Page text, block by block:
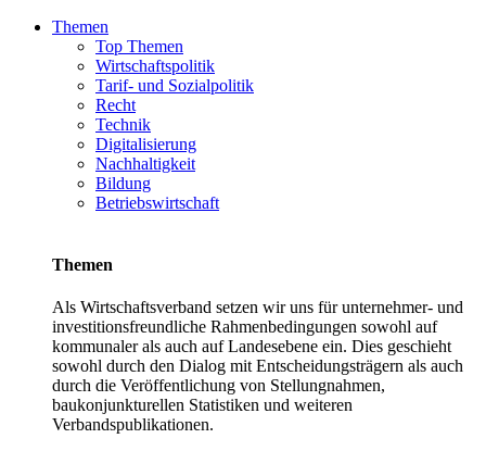
Themen
Top Themen
Wirtschaftspolitik
Tarif- und Sozialpolitik
Recht
Technik
Digitalisierung
Nachhaltigkeit
Bildung
Betriebswirtschaft
Themen
Als Wirtschaftsverband setzen wir uns für unternehmer- und
investitionsfreundliche Rahmenbedingungen sowohl auf
kommunaler als auch auf Landesebene ein. Dies geschieht
sowohl durch den Dialog mit Entscheidungsträgern als auch
durch die Veröffentlichung von Stellungnahmen,
baukonjunkturellen Statistiken und weiteren
Verbandspublikationen.